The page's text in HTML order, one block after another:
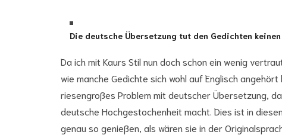
Die deutsche Übersetzung tut den Gedichten
Da ich mit Kaurs Stil nun doch schon ein wenig
wie manche Gedichte sich wohl auf Englisch
riesengroßes Problem mit deutscher Übersetzung,
deutsche Hochgestochenheit macht. Dies ist in
genau so genießen, als wären sie in der